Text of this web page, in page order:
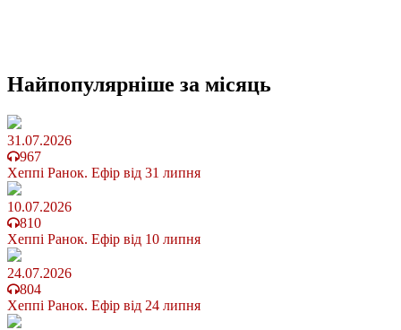
Найпопулярніше за місяць
31.07.2026
967
Хеппі Ранок. Ефір від 31 липня
10.07.2026
810
Хеппі Ранок. Ефір від 10 липня
24.07.2026
804
Хеппі Ранок. Ефір від 24 липня